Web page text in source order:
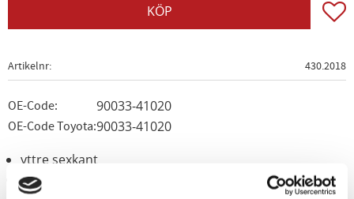
KÖP
Artikelnr 430.2018
OE-Code: 90033-41020
OE-Code Toyota:90033-41020
yttre sexkant
utan packning